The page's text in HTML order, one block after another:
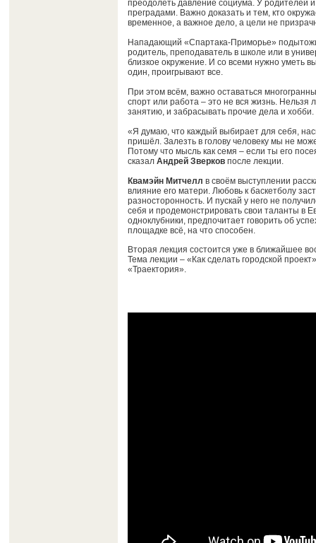
преодолеть давление социума. У родителей
преградами. Важно доказать и тем, кто
временное, а важное дело, а цели не
Нападающий «Спартака-Приморье»
родитель, преподаватель в школе или в
близкое окружение. И со всеми нужно уметь
один, проигрывают все.
При этом всём, важно оставаться
спорт или работа – это не вся жизнь. Нельзя
занятию, и забрасывать прочие дела и хобби.
«Я думаю, что каждый выбирает для себя,
пришёл. Залезть в голову человеку мы не
Потому что мысль как семя – если ты его
сказал Андрей Зверков после лекции.
Квамэйн Митчелл в своём выступлении
влияние его матери. Любовь к баскетболу
разносторонность. И пускай у него не
себя и продемонстрировать свои таланты в
одноклубники, предпочитает говорить об
площадке всё, на что способен.
Вторая лекция состоится уже в ближайшее
Тема лекции – «Как сделать городской
«Траектория».